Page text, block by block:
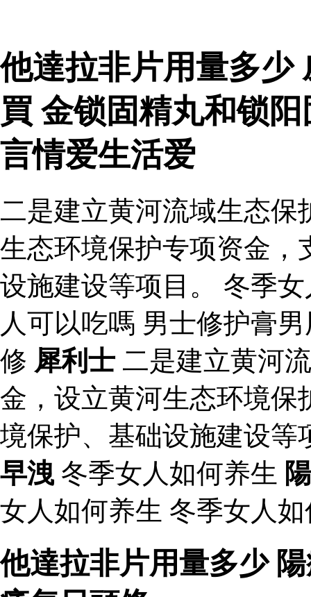
他達拉非片用量多少
買 金锁固精丸和锁
言情爱生活爱
二是建立黄河流域生态保
生态环境保护专项资金，
设施建设等项目。 冬季
人可以吃嗎 男士修护膏
修 犀利士 二是建立黄河
金，设立黄河生态环境保
境保护、基础设施建设
早洩 冬季女人如何养生
女人如何养生 冬季女人
他達拉非片用量多少